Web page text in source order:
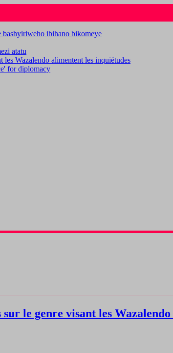
bashyiriweho ibihano bikomeye
atatu
les Wazalendo alimentent les inquiétudes
for diplomacy
le genre visant les